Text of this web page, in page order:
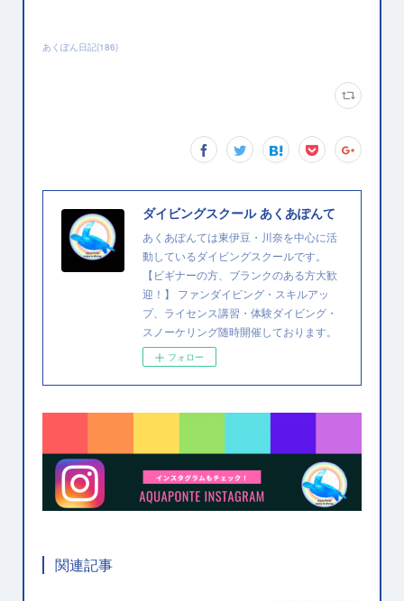
あくぽん日記(186)
ダイビングスクール あくあぽんて
あくあぽんては東伊豆・川奈を中心に活
動しているダイビングスクールです。
【ビギナーの方、ブランクのある方大歓
迎！】 ファンダイビング・スキルアッ
プ、ライセンス講習・体験ダイビング・
スノーケリング随時開催しております。
フォロー
関連記事